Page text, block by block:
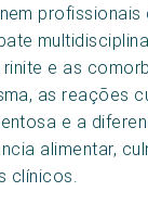
profissionais
e as
as reações
e a
alimentar,
clínicos.